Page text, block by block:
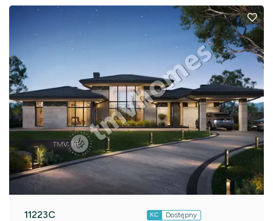
11223C KC Dostępny